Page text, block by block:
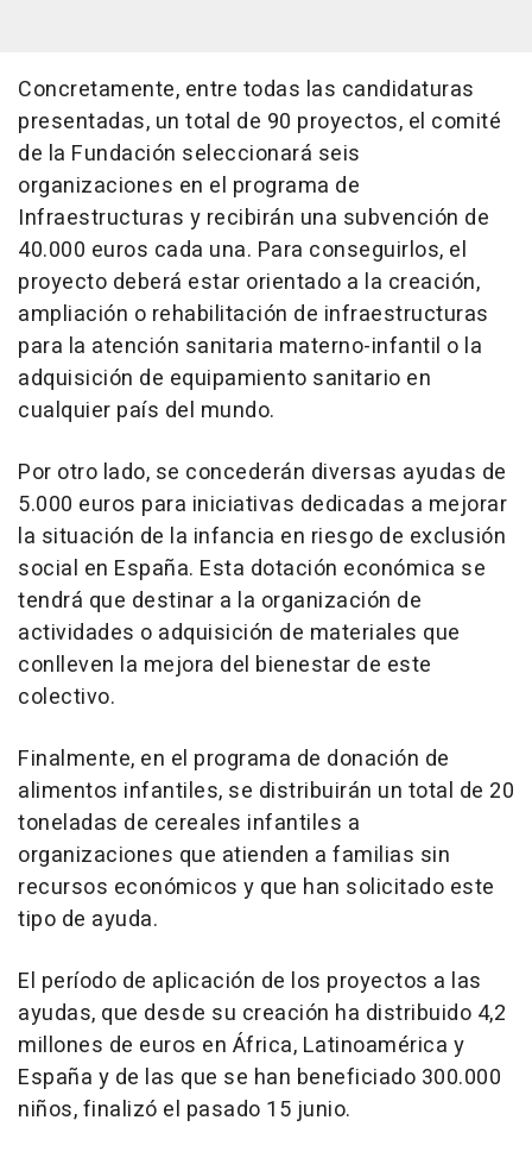
Concretamente, entre todas las candidaturas
presentadas, un total de 90 proyectos, el comité
de la Fundación seleccionará seis
organizaciones en el programa de
Infraestructuras y recibirán una subvención de
40.000 euros cada una. Para conseguirlos, el
proyecto deberá estar orientado a la creación,
ampliación o rehabilitación de infraestructuras
para la atención sanitaria materno-infantil o la
adquisición de equipamiento sanitario en
cualquier país del mundo.
Por otro lado, se concederán diversas ayudas de
5.000 euros para iniciativas dedicadas a mejorar
la situación de la infancia en riesgo de exclusión
social en España. Esta dotación económica se
tendrá que destinar a la organización de
actividades o adquisición de materiales que
conlleven la mejora del bienestar de este
colectivo.
Finalmente, en el programa de donación de
alimentos infantiles, se distribuirán un total de 20
toneladas de cereales infantiles a
organizaciones que atienden a familias sin
recursos económicos y que han solicitado este
tipo de ayuda.
El período de aplicación de los proyectos a las
ayudas, que desde su creación ha distribuido 4,2
millones de euros en África, Latinoamérica y
España y de las que se han beneficiado 300.000
niños, finalizó el pasado 15 junio.